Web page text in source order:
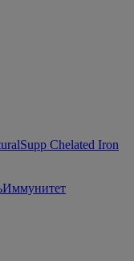
Chelated Iron
Иммунитет